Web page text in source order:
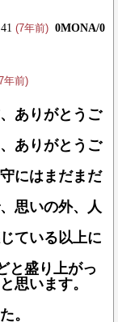
(7年前) 0MONA/0
年前)
ありがとうご
ありがとうご
にはまだまだ
思いの外、人
ている以上に
と盛り上がっ
思います。
。